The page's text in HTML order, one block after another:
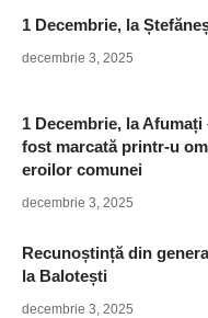
1 Decembrie, la
decembrie 3, 2025
1 Decembrie, la
fost marcată printr-u
eroilor comunei
decembrie 3, 2025
Recunoștință din
la Balotești
decembrie 3, 2025